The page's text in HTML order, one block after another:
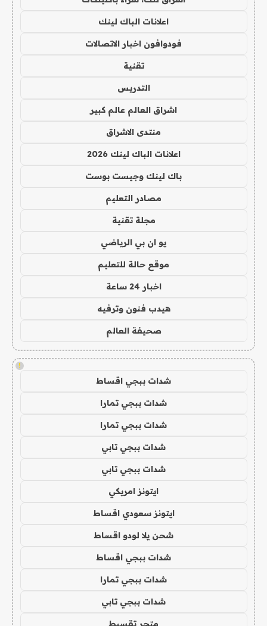
اعلانات الباك لينك
فودوافون اخبار الاتصالات
تقنية
التدريس
اشراق العالم عالم كبير
منتدى الاشراق
اعلانات الباك لينك 2026
باك لينك وجيست بوست
مصادر التعليم
مجلة تقنية
يو ان بي الرياضي
موقع حالة للتعليم
اخبار 24 ساعة
هيدب فنون وترفيه
صحيفة العالم
!
شدات ببجي اقساط
شدات ببجي تمارا
شدات ببجي تمارا
شدات ببجي تابي
شدات ببجي تابي
ايتونز امريكي
ايتونز سعودي اقساط
شحن يلا لودو اقساط
شدات ببجي اقساط
شدات ببجي تمارا
شدات ببجي تابي
متجر تقسيط